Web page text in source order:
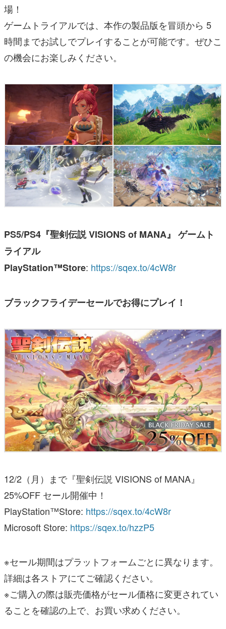
場！
ゲームトライアルでは、本作の製品版を冒頭から 5
時間までお試しでプレイすることが可能です。ぜひこ
の機会にお楽しみください。
PS5/PS4『聖剣伝説 VISIONS of MANA』 ゲームト
ライアル
PlayStation™Store: https://sqex.to/4cW8r
ブラックフライデーセールでお得にプレイ！
12/2（月）まで『聖剣伝説 VISIONS of MANA』
25%OFF セール開催中！
PlayStation™Store: https://sqex.to/4cW8r
Microsoft Store: https://sqex.to/hzzP5
※セール期間はプラットフォームごとに異なります。
詳細は各ストアにてご確認ください。
※ご購入の際は販売価格がセール価格に変更されてい
ることを確認の上で、お買い求めください。